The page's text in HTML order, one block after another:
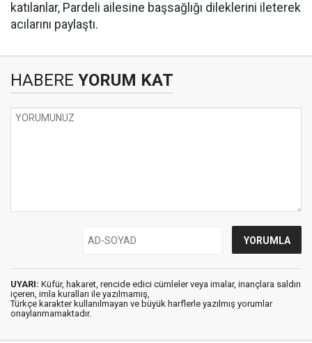
katılanlar, Pardeli ailesine başsağlığı dileklerini ileterek
acılarını paylaştı.
HABERE YORUM KAT
UYARI: Küfür, hakaret, rencide edici cümleler veya imalar, inançlara saldırı
içeren, imla kuralları ile yazılmamış,
Türkçe karakter kullanılmayan ve büyük harflerle yazılmış yorumlar
onaylanmamaktadır.